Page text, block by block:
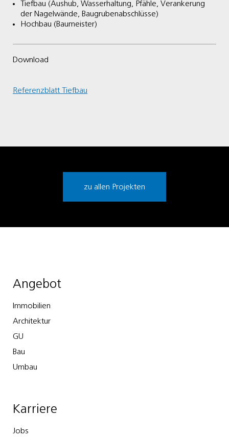
Tiefbau (Aushub, Wasserhaltung, Pfähle, Verankerung
der Nagelwände, Baugrubenabschlüsse)
Hochbau (Baumeister)
Download
Referenzblatt Tiefbau
zu allen Projekten
Angebot
Immobilien
Architektur
GU
Bau
Umbau
Karriere
Jobs